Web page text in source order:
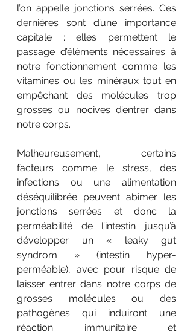
l’on appelle jonctions serrées. Ces
dernières sont d’une importance
capitale : elles permettent le
passage d’éléments nécessaires à
notre fonctionnement comme les
vitamines ou les minéraux tout en
empêchant des molécules trop
grosses ou nocives d’entrer dans
notre corps.
Malheureusement, certains
facteurs comme le stress, des
infections ou une alimentation
déséquilibrée peuvent abîmer les
jonctions serrées et donc la
perméabilité de l’intestin jusqu’à
développer un « leaky gut
syndrom » (intestin hyper-
perméable), avec pour risque de
laisser entrer dans notre corps de
grosses molécules ou des
pathogènes qui induiront une
réaction immunitaire et